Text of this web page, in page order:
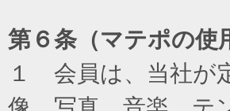
第６条（マテポの使
１ 会員は、当社が